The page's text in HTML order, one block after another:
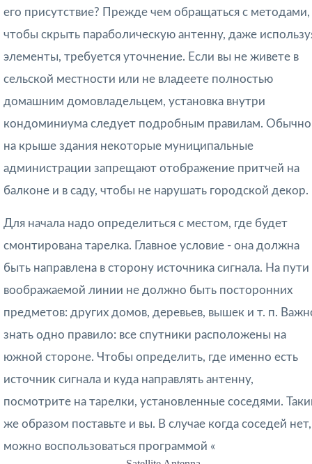
его присутствие? Прежде чем обращаться с методами,
чтобы скрыть параболическую антенну, даже
элементы, требуется уточнение. Если вы не живете в
сельской местности или не владеете полностью
домашним домовладельцем, установка внутри
кондоминиума следует подробным правилам. Обычно
на крыше здания некоторые муниципальные
администрации запрещают отображение притчей на
балконе и в саду, чтобы не нарушать городской декор.
Для начала надо определиться с местом, где будет
смонтирована тарелка. Главное условие - она должна
быть направлена в сторону источника сигнала. На пути
воображаемой линии не должно быть посторонних
предметов: других домов, деревьев, вышек и т. п.
знать одно правило: все спутники расположены на
южной стороне. Чтобы определить, где именно есть
источник сигнала и куда направлять антенну,
посмотрите на тарелки, установленные соседями.
же образом поставьте и вы. В случае когда соседей нет,
можно воспользоваться программой «